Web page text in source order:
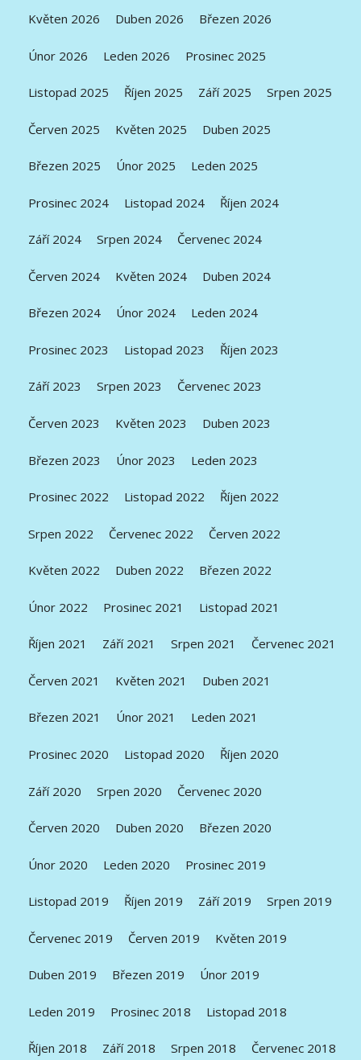
Květen 2026 Duben 2026 Březen 2026
Únor 2026 Leden 2026 Prosinec 2025
Listopad 2025 Říjen 2025 Září 2025 Srpen 2025
Červen 2025 Květen 2025 Duben 2025
Březen 2025 Únor 2025 Leden 2025
Prosinec 2024 Listopad 2024 Říjen 2024
Září 2024 Srpen 2024 Červenec 2024
Červen 2024 Květen 2024 Duben 2024
Březen 2024 Únor 2024 Leden 2024
Prosinec 2023 Listopad 2023 Říjen 2023
Září 2023 Srpen 2023 Červenec 2023
Červen 2023 Květen 2023 Duben 2023
Březen 2023 Únor 2023 Leden 2023
Prosinec 2022 Listopad 2022 Říjen 2022
Srpen 2022 Červenec 2022 Červen 2022
Květen 2022 Duben 2022 Březen 2022
Únor 2022 Prosinec 2021 Listopad 2021
Říjen 2021 Září 2021 Srpen 2021 Červenec 2021
Červen 2021 Květen 2021 Duben 2021
Březen 2021 Únor 2021 Leden 2021
Prosinec 2020 Listopad 2020 Říjen 2020
Září 2020 Srpen 2020 Červenec 2020
Červen 2020 Duben 2020 Březen 2020
Únor 2020 Leden 2020 Prosinec 2019
Listopad 2019 Říjen 2019 Září 2019 Srpen 2019
Červenec 2019 Červen 2019 Květen 2019
Duben 2019 Březen 2019 Únor 2019
Leden 2019 Prosinec 2018 Listopad 2018
Říjen 2018 Září 2018 Srpen 2018 Červenec 2018